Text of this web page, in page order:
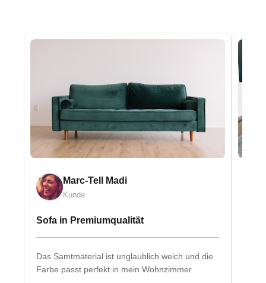
Marc-Tell Madi
Kunde
Sofa in Premiumqualität
Das Samtmaterial ist unglaublich weich und die
Farbe passt perfekt in mein Wohnzimmer.